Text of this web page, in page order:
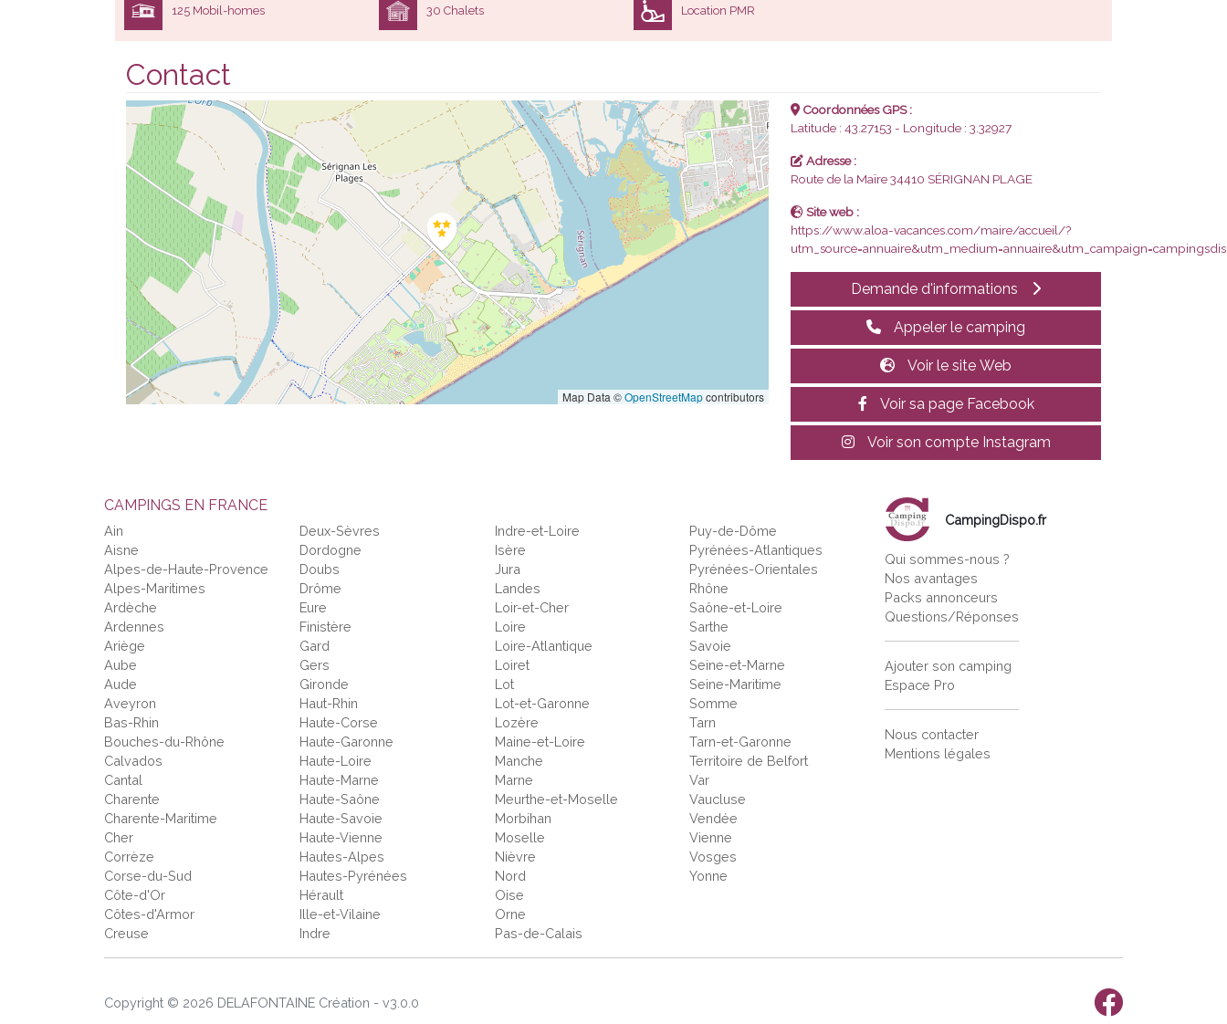
125 Mobil-homes 30 Chalets Location PMR
Contact
Map Data ©OpenStreetMapcontributors
Coordonnées GPS :
Latitude : 43.27153 - Longitude : 3.32927
Adresse :
Route de la Maïre34410 SÉRIGNAN PLAGE
Site web :
https://www.aloa-vacances.com/maire/accueil/?
Demande d'informations
Appeler le camping
Voir le site Web
Voir sa page Facebook
Voir son compte Instagram
CAMPINGS EN FRANCE
Ain
Aisne
Alpes-de-Haute-Provence
Alpes-Maritimes
Ardèche
Ardennes
Ariège
Aube
Aude
Aveyron
Bas-Rhin
Bouches-du-Rhône
Calvados
Cantal
Charente
Charente-Maritime
Cher
Corrèze
Corse-du-Sud
Côte-d'Or
Côtes-d'Armor
Creuse
Deux-Sèvres
Dordogne
Doubs
Drôme
Eure
Finistère
Gard
Gers
Gironde
Haut-Rhin
Haute-Corse
Haute-Garonne
Haute-Loire
Haute-Marne
Haute-Saône
Haute-Savoie
Haute-Vienne
Hautes-Alpes
Hautes-Pyrénées
Hérault
Ille-et-Vilaine
Indre
Indre-et-Loire
Isère
Jura
Landes
Loir-et-Cher
Loire
Loire-Atlantique
Loiret
Lot
Lot-et-Garonne
Lozère
Maine-et-Loire
Manche
Marne
Meurthe-et-Moselle
Morbihan
Moselle
Nièvre
Nord
Oise
Orne
Pas-de-Calais
Puy-de-Dôme
Pyrénées-Atlantiques
Pyrénées-Orientales
Rhône
Saône-et-Loire
Sarthe
Savoie
Seine-et-Marne
Seine-Maritime
Somme
Tarn
Tarn-et-Garonne
Territoire de Belfort
Var
Vaucluse
Vendée
Vienne
Vosges
Yonne
CampingDispo.fr
Qui sommes-nous ?
Nos avantages
Packs annonceurs
Questions/Réponses
Ajouter son camping
Espace Pro
Nous contacter
Mentions légales
Copyright © 2026 DELAFONTAINE Création - v3.0.0